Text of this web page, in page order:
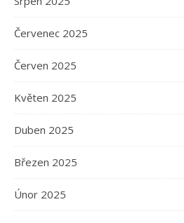
Červenec 2025
Červen 2025
Květen 2025
Duben 2025
Březen 2025
Únor 2025